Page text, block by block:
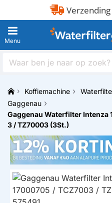
Verzending
Waar
naar
op
zoek?
h
o
m
e
Koffiemachine
Gaggenau
Gaggenau Waterfilter Intenza
3 / TZ70003 (3St.)